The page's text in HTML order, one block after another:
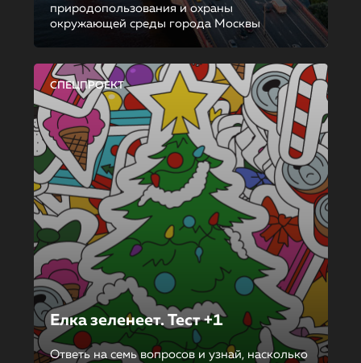
природопользования и охраны
окружающей среды города Москвы
СПЕЦПРОЕКТ
Елка зеленеет. Тест +1
Ответь на семь вопросов и узнай, насколько